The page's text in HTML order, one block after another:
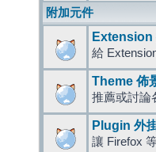
附加元件
Extension
給
Theme 佈
推薦或討論
Plugin 外
讓 Firefox